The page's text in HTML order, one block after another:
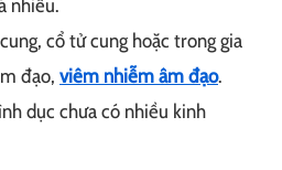
nhiều.
cổ tử cung hoặc trong gia
đạo, viêm nhiễm âm đạo.
dục chưa có nhiều kinh